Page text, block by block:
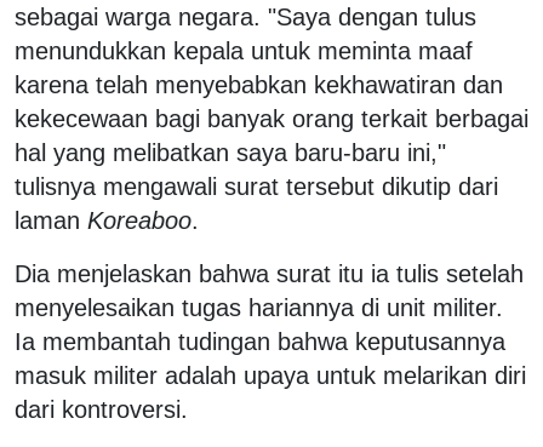
sebagai warga negara. "Saya dengan tulus
menundukkan kepala untuk meminta maaf
karena telah menyebabkan kekhawatiran dan
kekecewaan bagi banyak orang terkait berbagai
hal yang melibatkan saya baru-baru ini,"
tulisnya mengawali surat tersebut dikutip dari
laman Koreaboo.
Dia menjelaskan bahwa surat itu ia tulis setelah
menyelesaikan tugas hariannya di unit militer.
Ia membantah tudingan bahwa keputusannya
masuk militer adalah upaya untuk melarikan diri
dari kontroversi.